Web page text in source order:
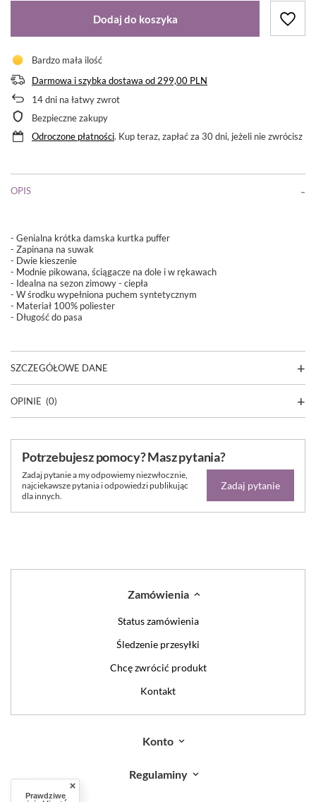
Dodaj do koszyka
Bardzo mała ilość
Darmowa i szybka dostawa od 299,00 PLN
14dni na łatwy zwrot
Bezpieczne zakupy
Odroczone płatności. Kup teraz, zapłać za 30 dni, jeżeli nie zwrócisz
OPIS
- Genialna krótka damska kurtka puffer
- Zapinana na suwak
- Dwie kieszenie
- Modnie pikowana, ściągacze na dole i w rękawach
- Idealna na sezon zimowy - ciepła
- W środku wypełniona puchem syntetycznym
- Materiał 100% poliester
- Długość do pasa
SZCZEGÓŁOWE DANE
OPINIE (0)
Potrzebujesz pomocy? Masz pytania?
Zadaj pytanie a my odpowiemy niezwłocznie,
najciekawsze pytania i odpowiedzi publikując
dla innych.
Zadaj pytanie
Zamówienia
Status zamówienia
Śledzenie przesyłki
Chcę zwrócić produkt
Kontakt
Konto
Regulaminy
Prawdziwe